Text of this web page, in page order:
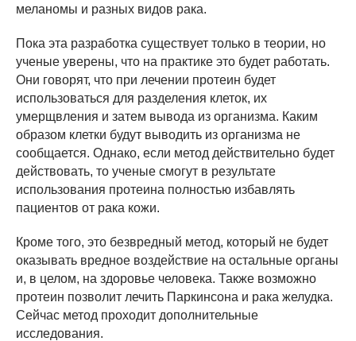
меланомы и разных видов рака.
Пока эта разработка существует только в теории, но
ученые уверены, что на практике это будет работать.
Они говорят, что при лечении протеин будет
использоваться для разделения клеток, их
умерщвления и затем вывода из организма. Каким
образом клетки будут выводить из организма не
сообщается. Однако, если метод действительно будет
действовать, то ученые смогут в результате
использования протеина полностью избавлять
пациентов от рака кожи.
Кроме того, это безвредный метод, который не будет
оказывать вредное воздействие на остальные органы
и, в целом, на здоровье человека. Также возможно
протеин позволит лечить Паркинсона и рака желудка.
Сейчас метод проходит дополнительные
исследования.